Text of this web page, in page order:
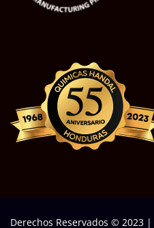
Derechos Reservados © 2023 |